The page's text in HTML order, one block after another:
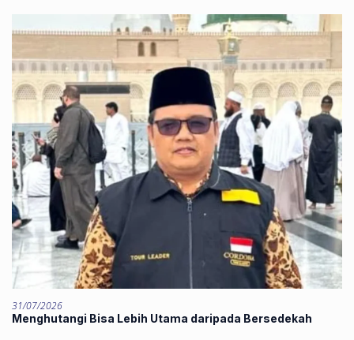
31/07/2026
Menghutangi Bisa Lebih Utama daripada Bersedekah